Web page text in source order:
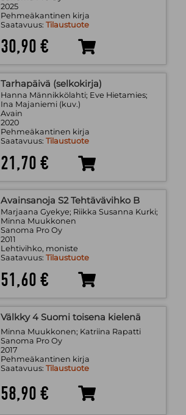
2025
Pehmeäkantinen kirja
Saatavuus: Tilaustuote
30,90 €
Tarhapäivä (selkokirja)
Hanna Männikkölahti; Eve Hietamies;
Ina Majaniemi (kuv.)
Avain
2020
Pehmeäkantinen kirja
Saatavuus: Tilaustuote
21,70 €
Avainsanoja S2 Tehtävävihko B
Marjaana Gyekye; Riikka Susanna Kurki;
Minna Muukkonen
Sanoma Pro Oy
2011
Lehtivihko, moniste
Saatavuus: Tilaustuote
51,60 €
Välkky 4 Suomi toisena kielenä
Minna Muukkonen; Katriina Rapatti
Sanoma Pro Oy
2017
Pehmeäkantinen kirja
Saatavuus: Tilaustuote
58,90 €